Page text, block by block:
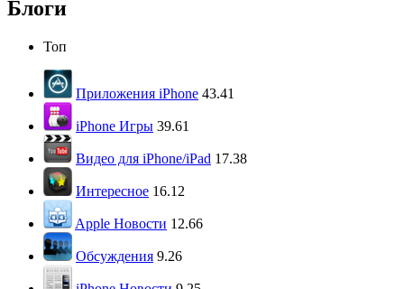
Блоги
Топ
Приложения iPhone 43.41
iPhone Игры 39.61
Видео для iPhone/iPad 17.38
Интересное 16.12
Apple Новости 12.66
Обсуждения 9.26